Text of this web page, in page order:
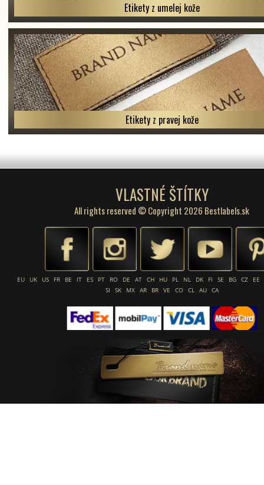
Etikety z umelej kože
Etikety z pravej kože
VLASTNÉ ŠTÍTKY
All rights reserved © Copyright 2026 Bestlabels.sk
EU UK US FR BE IT ES PT RO DE AT CH HU PL NL DK FI SE BG CZ
EE
SI
SK MX AR BR VE CO CL AU CA